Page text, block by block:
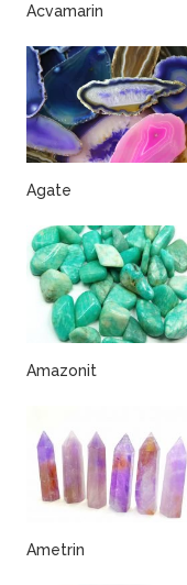
Acvamarin
Agate
Amazonit
Ametrin